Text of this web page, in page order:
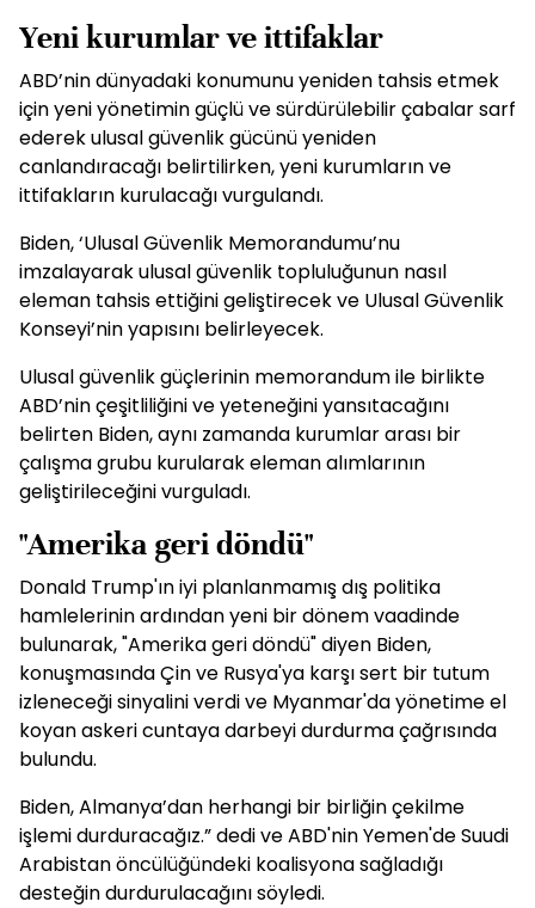
Yeni kurumlar ve ittifaklar
ABD’nin dünyadaki konumunu yeniden tahsis etmek
için yeni yönetimin güçlü ve sürdürülebilir çabalar sarf
ederek ulusal güvenlik gücünü yeniden
canlandıracağı belirtilirken, yeni kurumların ve
ittifakların kurulacağı vurgulandı.
Biden, ‘Ulusal Güvenlik Memorandumu’nu
imzalayarak ulusal güvenlik topluluğunun nasıl
eleman tahsis ettiğini geliştirecek ve Ulusal Güvenlik
Konseyi’nin yapısını belirleyecek.
Ulusal güvenlik güçlerinin memorandum ile birlikte
ABD’nin çeşitliliğini ve yeteneğini yansıtacağını
belirten Biden, aynı zamanda kurumlar arası bir
çalışma grubu kurularak eleman alımlarının
geliştirileceğini vurguladı.
"Amerika geri döndü"
Donald Trump'ın iyi planlanmamış dış politika
hamlelerinin ardından yeni bir dönem vaadinde
bulunarak, "Amerika geri döndü" diyen Biden,
konuşmasında Çin ve Rusya'ya karşı sert bir tutum
izleneceği sinyalini verdi ve Myanmar'da yönetime el
koyan askeri cuntaya darbeyi durdurma çağrısında
bulundu.
Biden, Almanya’dan herhangi bir birliğin çekilme
işlemi durduracağız.” dedi ve ABD'nin Yemen'de Suudi
Arabistan öncülüğündeki koalisyona sağladığı
desteğin durdurulacağını söyledi.